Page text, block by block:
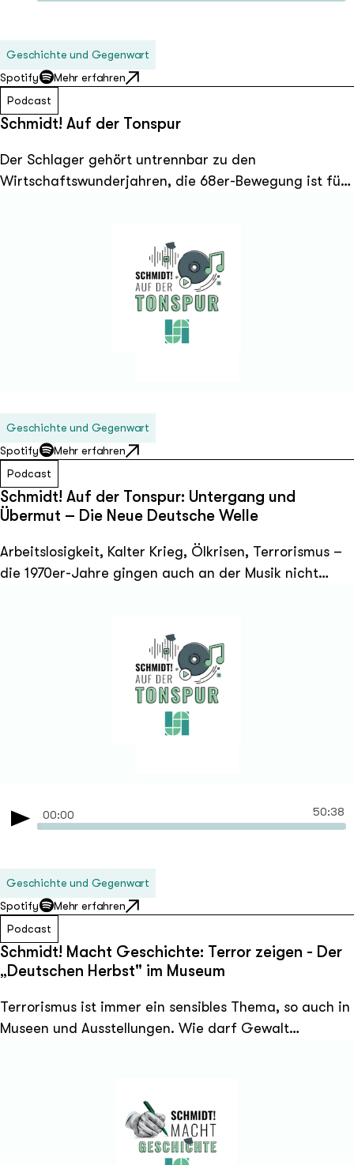
Geschichte und Gegenwart
Spotify
Mehr erfahren
Podcast
Schmidt! Auf der Tonspur
Der Schlager gehört untrennbar zu den
Wirtschaftswunderjahren, die 68er-Bewegung ist für
jede soziale Bewegung hat einen eigenen Soundtrack,
der viel darüber verrät, was die Menschen damals
gedacht und gefühlt haben. In dem Podcast
„Schmidt! Auf der Tonspur“ begeben wir uns auf eine
musikalische Spurensuche, quer durch die Geschichte
Geschichte und Gegenwart
Spotify
Mehr erfahren
Podcast
Schmidt! Auf der Tonspur: Untergang und
Übermut – Die Neue Deutsche Welle
Arbeitslosigkeit, Kalter Krieg, Ölkrisen, Terrorismus –
die 1970er-Jahre gingen auch an der Musik nicht
Musik verarbeiten. Inspiriert von Punk und New Wave
entstand die Neue Deutsche Welle. Was noch als
Untergrundbewegung begann, entwickelte sich in den
1980er-Jahre zu einem kommerziell gigantischen
Erfolgsprojekt. Dennoch bleibt bis heute kaum ein
heute oft unterschätzt. In dieser Folge versuchen wir,
der NDW und dem Zeitgeist dieser Jahre auf die Spur
00:00 50:38
Geschichte und Gegenwart
Spotify
Mehr erfahren
Podcast
Schmidt! Macht Geschichte: Terror zeigen - Der
„Deutschen Herbst" im Museum
Terrorismus ist immer ein sensibles Thema, so auch in
Museen und Ausstellungen. Wie darf Gewalt
sind? Diesen und andere Fragen musste sich auch
das Ausstellungsteam der Bundeskanzler-Helmut-
Schmidt-Stiftung stellen. In der ersten Folge der